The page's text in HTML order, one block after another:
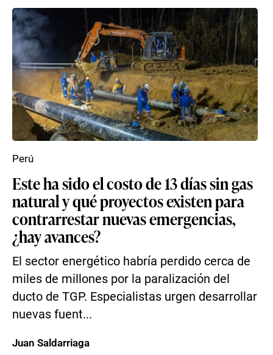
Este ha sido el costo de 13 días sin gas
natural y qué proyectos existen para
contrarrestar nuevas emergencias,
¿hay avances?
El sector energético habría perdido cerca de
miles de millones por la paralización del
ducto de TGP. Especialistas urgen desarrollar
nuevas fuent...
Perú
Juan Saldarriaga